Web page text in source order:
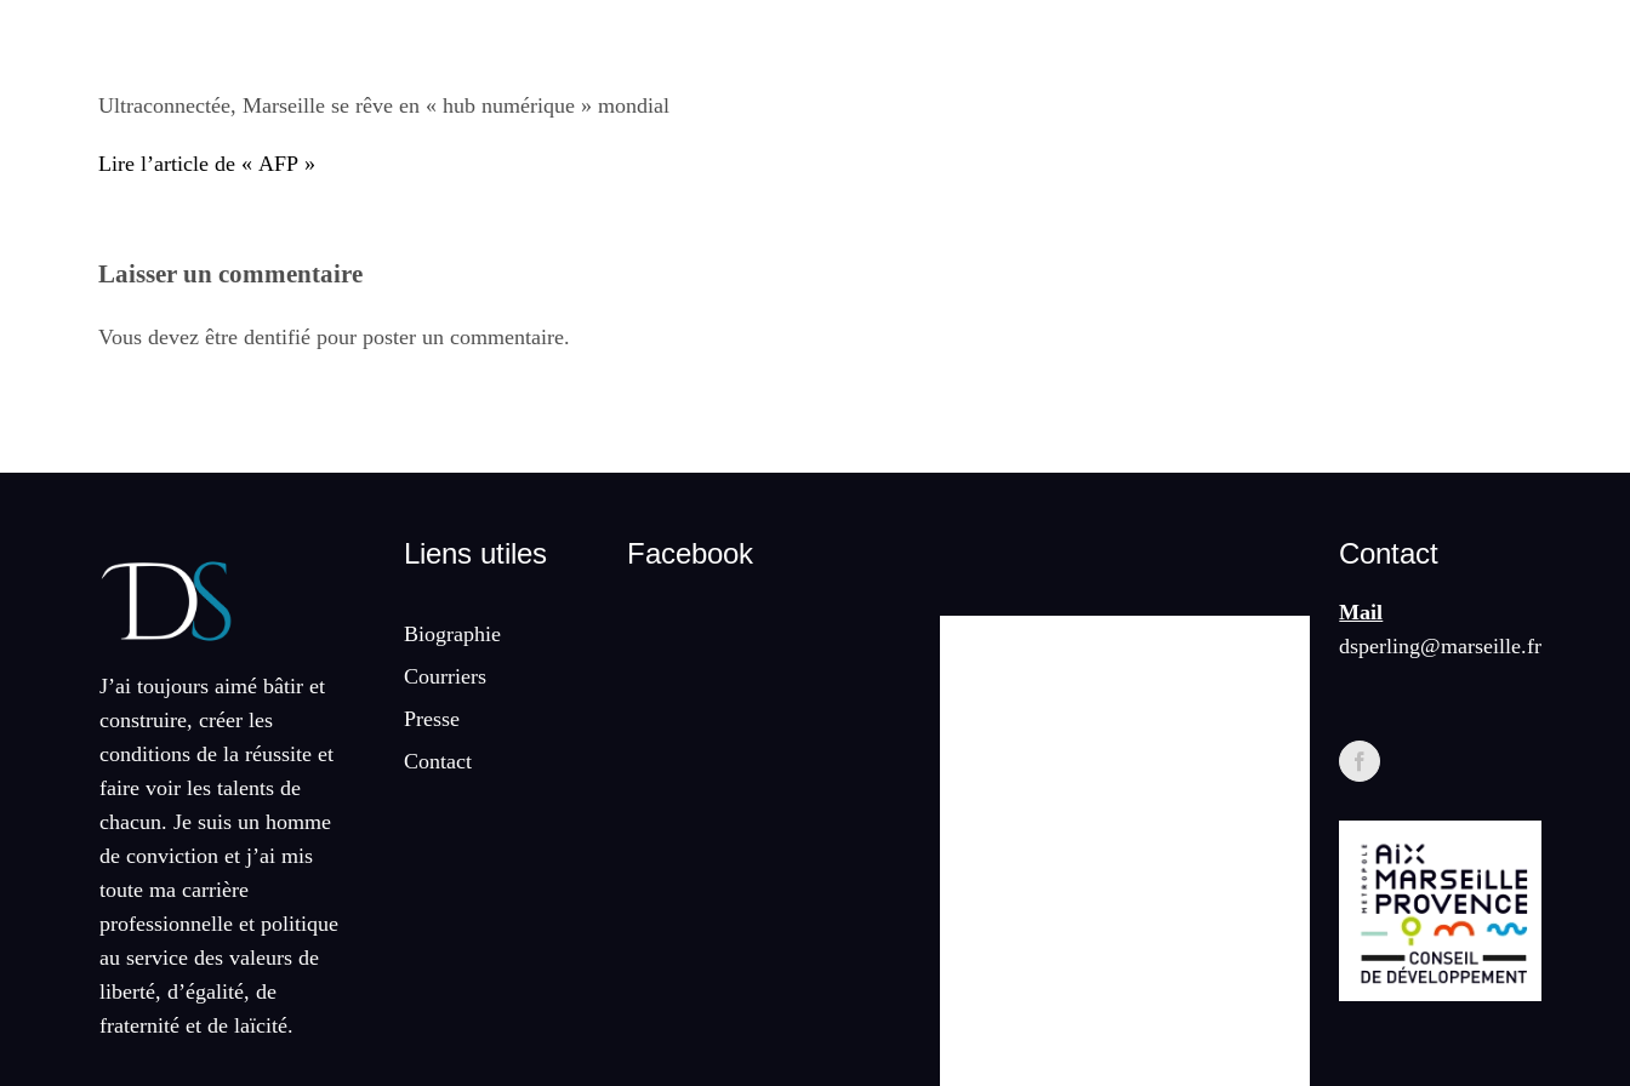
Ultraconnectée, Marseille se rêve en « hub numérique » mondial
Lire l’article de « AFP »
Laisser un commentaire
Vous devez être dentifié pour poster un commentaire.
J’ai toujours aimé bâtir et
construire, créer les
conditions de la réussite et
faire voir les talents de
chacun. Je suis un homme
de conviction et j’ai mis
toute ma carrière
professionnelle et politique
au service des valeurs de
liberté, d’égalité, de
fraternité et de laïcité.
Liens utiles
Biographie
Courriers
Presse
Contact
Facebook Contact
Mail
dsperling@marseille.fr